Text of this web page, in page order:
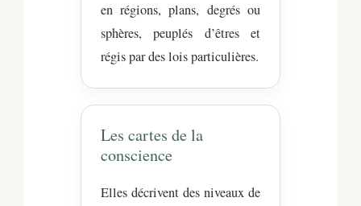
en régions, plans, degrés ou
sphères, peuplés d’êtres et
régis par des lois particulières.
Les cartes de la
conscience
Elles décrivent des niveaux de